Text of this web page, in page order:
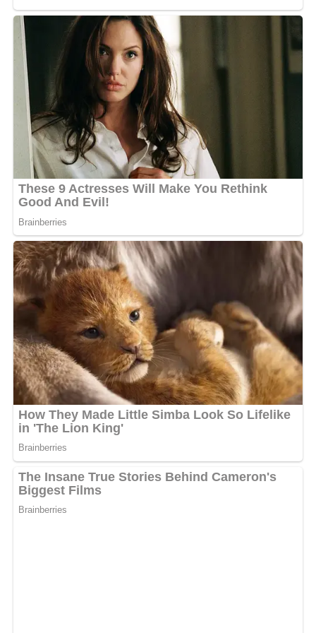
drainé assez de monde. Sans oublier la propagande qu’à
faite Didi B sur le projet via ses réseaux sociaux. Le
Ntcham domine le monde et cela ne fait que
commencer.
MOTS-CLÉS : DIDI B L'OISEAU RARE